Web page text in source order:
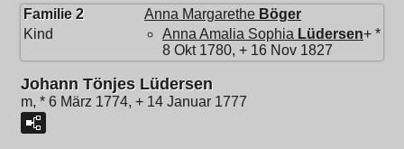
Familie 2 Anna Margarethe Böger
Kind
Anna Amalia Sophia Lüdersen+ *
8 Okt 1780, + 16 Nov 1827
Johann Tönjes Lüdersen
m, * 6 März 1774, + 14 Januar 1777